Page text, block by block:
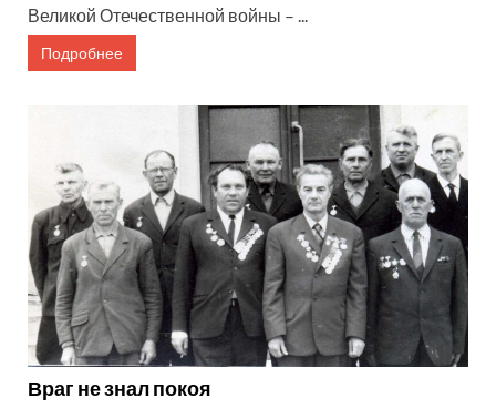
Великой Отечественной войны – ...
Подробнее
Враг не знал покоя